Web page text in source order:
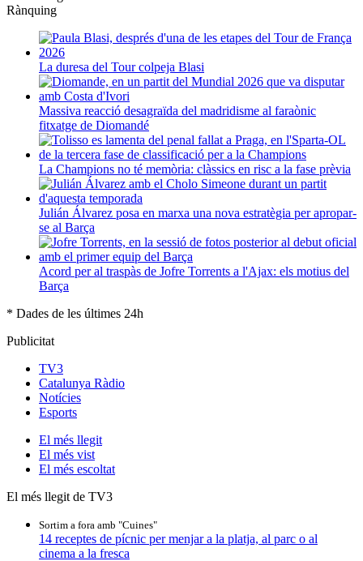
Rànquing
La duresa del Tour colpeja Blasi
Massiva reacció desagraïda del madridisme al faraònic
fitxatge de Diomandé
La Champions no té memòria: clàssics en risc a la fase prèvia
Julián Álvarez posa en marxa una nova estratègia per apropar-
se al Barça
Acord per al traspàs de Jofre Torrents a l'Ajax: els motius del
Barça
* Dades de les últimes 24h
Publicitat
TV3
Catalunya Ràdio
Notícies
Esports
El més llegit
El més vist
El més escoltat
El més llegit de TV3
Sortim a fora amb "Cuines"
14 receptes de pícnic per menjar a la platja, al parc o al
cinema a la fresca